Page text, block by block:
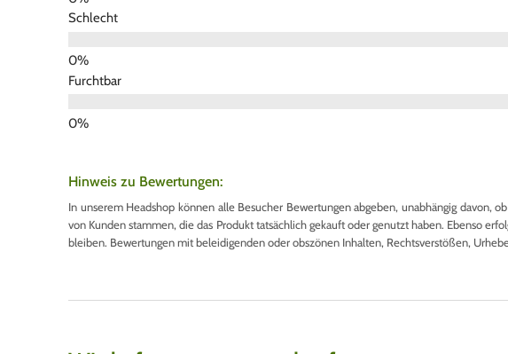
Schlecht
Furchtbar
Hinweis zu Bewertungen:
In unserem Headshop können alle Besucher Bewertungen abgeben, unabhängig davon,
von Kunden stammen, die das Produkt tatsächlich gekauft oder genutzt haben. Ebenso
bleiben. Bewertungen mit beleidigenden oder obszönen Inhalten, Rechtsverstößen,